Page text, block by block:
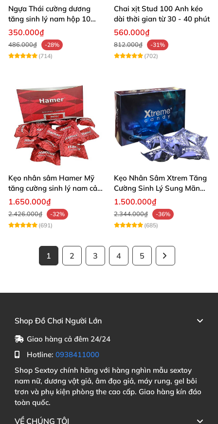
Ngựa Thái cường dương
tăng sinh lý nam hộp 10
viên cao cấp chuẩn Thái
350.000₫
486.000₫
-28%
(714)
Chai xịt Stud 100 Anh kéo
dài thời gian từ 30 - 40 phút
560.000₫
812.000₫
-31%
(702)
Kẹo nhân sâm Hamer Mỹ
tăng cường sinh lý nam cải
thiện sức khỏe
1.650.000₫
2.426.000₫
-32%
(691)
Kẹo Nhân Sâm Xtrem Tăng
Cường Sinh Lý Sung Mãn
Khi Lâm Trận
1.500.000₫
2.344.000₫
-36%
(685)
1 2 3 4 5
Shop Đồ Chơi Người Lớn
Giao hàng cả đêm 24/24
Hotline: 0938411000
Shop Sextoy chính hãng với hàng nghìn mẫu sextoy
nam nữ, dương vật giả, âm đạo giả, máy rung, gel bôi
trơn và phụ kiện phòng the cao cấp. Giao hàng kín đáo
toàn quốc.
VỀ CHÚNG TÔI